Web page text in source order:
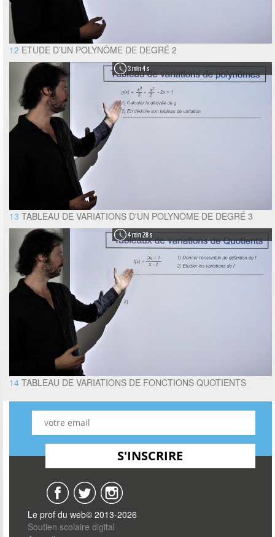
12 ETUDE D’UN POLYNÔME DE DEGRÉ 2
3 min 4 s
13 TABLEAU DE VARIATIONS D'UN POLYNÔME DE DEGRÉ 3
4 min 28 s
14 TABLEAU DE VARIATIONS DE FONCTIONS QUOTIENTS
Le prof du web© 2013-2026
Soutien scolaire digital